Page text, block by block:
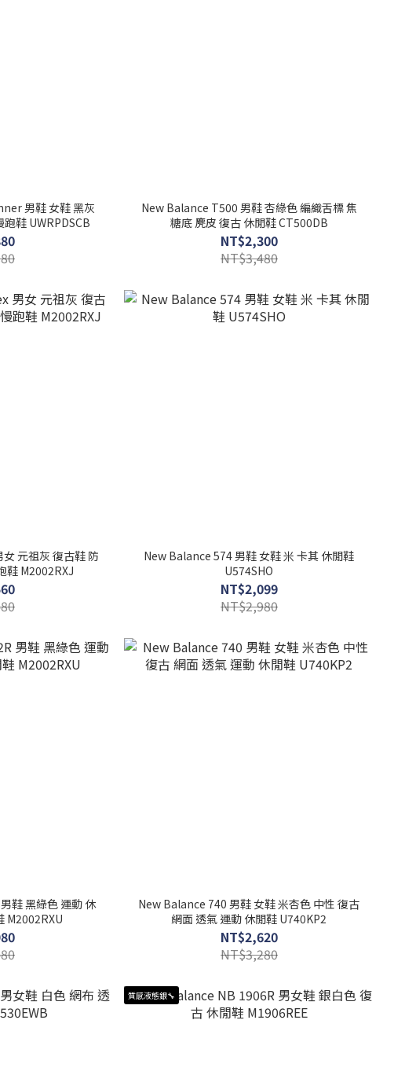
男鞋 女鞋 黑灰
鞋 UWRPDSCB
New Balance T500 男鞋 杏綠色 編織舌標 焦
糖底 麂皮 復古 休閒鞋 CT500DB
NT$2,300
NT$3,480
元祖灰 復古鞋 防
鞋 M2002RXJ
New Balance 574 男鞋 女鞋 米 卡其 休閒鞋
U574SHO
NT$2,099
NT$2,980
鞋 黑綠色 運動 休
M2002RXU
New Balance 740 男鞋 女鞋 米杏色 中性 復古
網面 透氣 運動 休閒鞋 U740KP2
NT$2,620
NT$3,280
質感液態銀🔧